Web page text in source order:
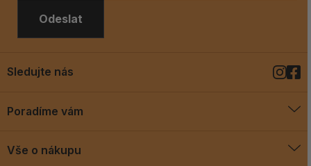
Odeslat
Poradíme vám
Vše o nákupu
Sledujte nás